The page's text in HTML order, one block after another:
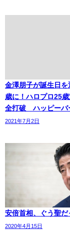
金澤朋子が誕生日を
歳に！ハロプロ25
全打破 ハッピーバ
2021年7月2日
安倍首相、ぐう聖だ
2020年4月15日